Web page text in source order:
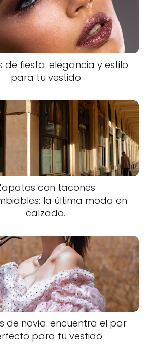
de fiesta: elegancia y estilo
para tu vestido
con tacones
la última moda en
calzado.
de novia: encuentra el par
para tu vestido